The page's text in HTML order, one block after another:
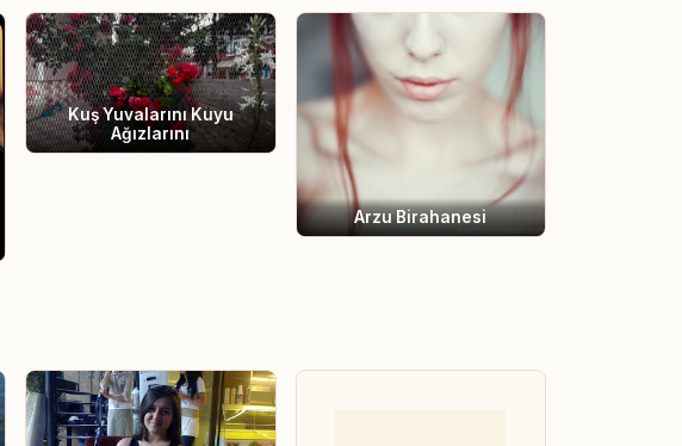
Kuş Yuvalarını Kuyu
Ağızlarını
Arzu Birahanesi